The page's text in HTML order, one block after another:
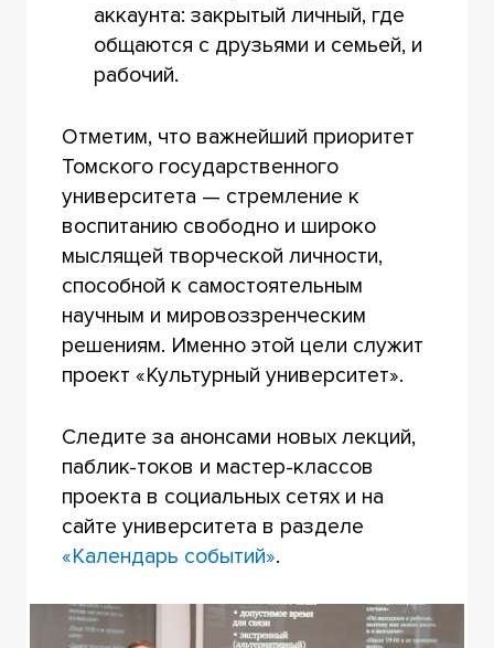
аккаунта: закрытый личный, где
общаются с друзьями и семьей, и
рабочий.
Отметим, что важнейший приоритет
Томского государственного
университета — стремление к
воспитанию свободно и широко
мыслящей творческой личности,
способной к самостоятельным
научным и мировоззренческим
решениям. Именно этой цели служит
проект «Культурный университет».
Следите за анонсами новых лекций,
паблик-токов и мастер-классов
проекта в социальных сетях и на
сайте университета в разделе
«Календарь событий».